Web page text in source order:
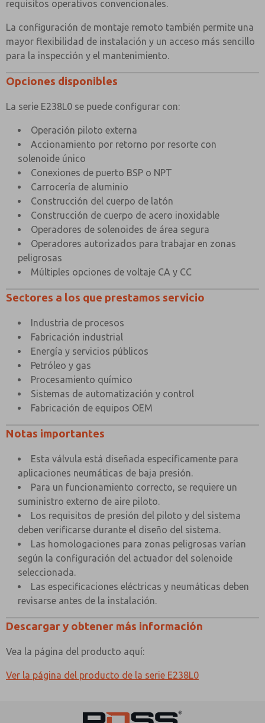
requisitos operativos convencionales.
La configuración de montaje remoto también permite una
mayor flexibilidad de instalación y un acceso más sencillo
para la inspección y el mantenimiento.
Opciones disponibles
La serie E238L0 se puede configurar con:
Operación piloto externa
Accionamiento por retorno por resorte con
solenoide único
Conexiones de puerto BSP o NPT
Carrocería de aluminio
Construcción del cuerpo de latón
Construcción de cuerpo de acero inoxidable
Operadores de solenoides de área segura
Operadores autorizados para trabajar en zonas
peligrosas
Múltiples opciones de voltaje CA y CC
Sectores a los que prestamos servicio
Industria de procesos
Fabricación industrial
Energía y servicios públicos
Petróleo y gas
Procesamiento químico
Sistemas de automatización y control
Fabricación de equipos OEM
Notas importantes
Esta válvula está diseñada específicamente para
aplicaciones neumáticas de baja presión.
Para un funcionamiento correcto, se requiere un
suministro externo de aire piloto.
Los requisitos de presión del piloto y del sistema
deben verificarse durante el diseño del sistema.
Las homologaciones para zonas peligrosas varían
según la configuración del actuador del solenoide
seleccionada.
Las especificaciones eléctricas y neumáticas deben
revisarse antes de la instalación.
Descargar y obtener más información
Vea la página del producto aquí:
Ver la página del producto de la serie E238L0